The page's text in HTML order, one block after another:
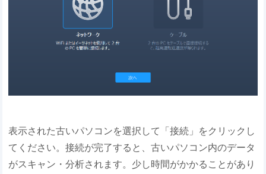
表示された古いパソコンを選択して「接続」をクリックし
てください。接続が完了すると、古いパソコン内のデータ
がスキャン・分析されます。少し時間がかかることがあり